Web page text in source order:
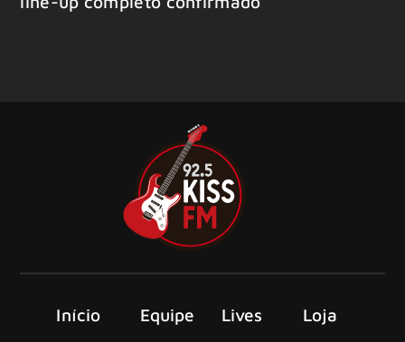
Início Equipe Lives Loja